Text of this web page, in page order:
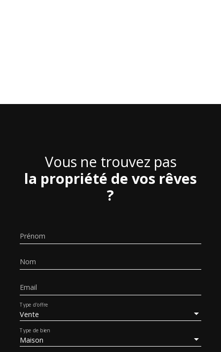
Vous ne trouvez pas
la propriété de vos rêves
?
Prénom
Nom
Email
Vente
Type d'offre
Maison
Type de bien